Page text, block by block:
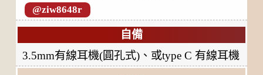
@ziw8648r
自備
3.5mm有線耳機(圓孔式)、或type C 有線耳機